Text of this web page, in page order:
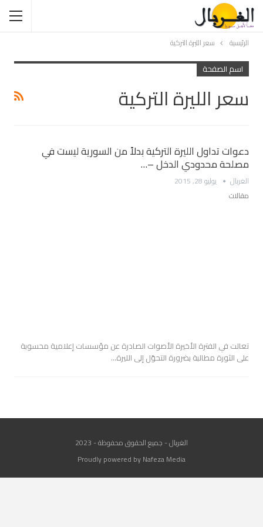
الرئيسية سعر الليرة التركية
اسم الصفحة
سعر الليرة التركية
دعوات تداول الليرة التركية بدلاً من السورية ليست في
مصلحة محدودي الدخل –…
الغربال
يوليو 28, 2015
مقالات
تعالت في الفترة الأخيرة الأصوات الصادرة عن مؤسسات إعلامية محسوبة
على الثورة مطالبة بضرورة التحوّل إلى الليرة…
الغربال - جميع الحقوق محفوظة - 2023
Proudly powered by Nafeza Media